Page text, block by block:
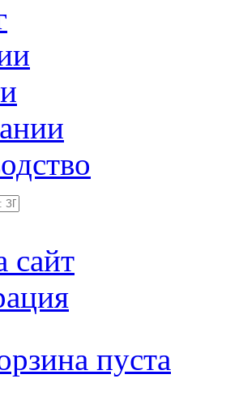
сайт
пуста